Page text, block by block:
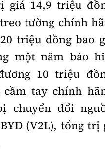
giá 14,9 triệu
tường chính
triệu đồng bao
một năm bảo
10 triệu
tay chính
chuyển đổi
(V2L), tổng trị